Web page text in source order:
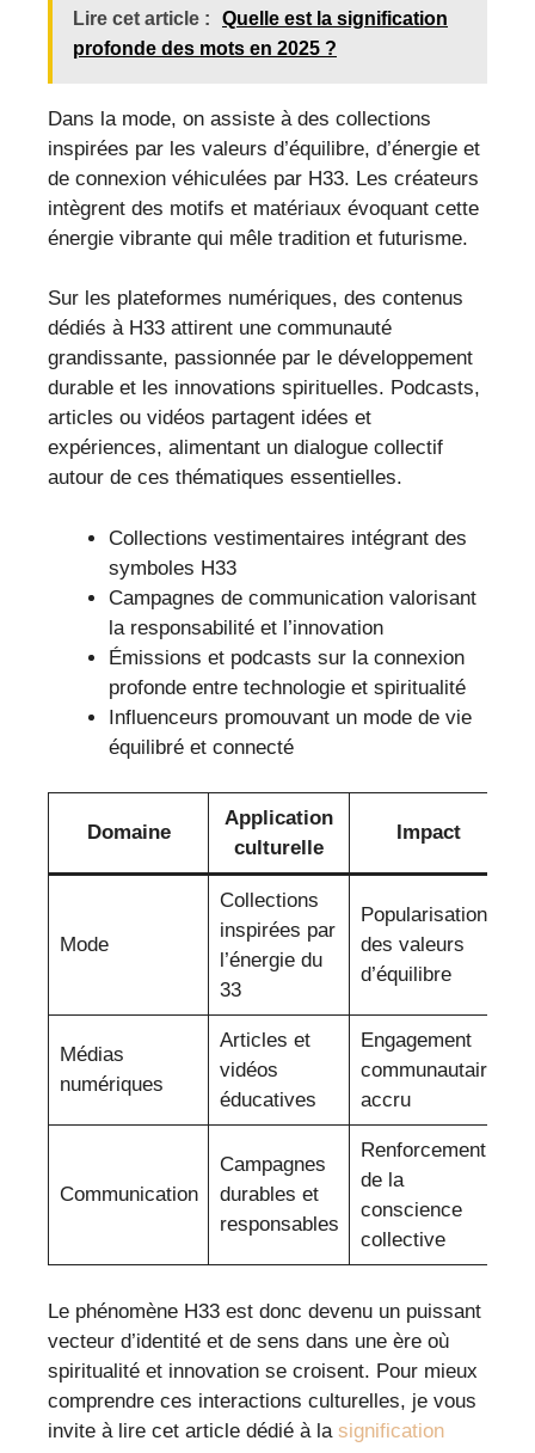
Lire cet article :
Quelle est la signification
profonde des mots en 2025 ?
Dans la mode, on assiste à des collections
inspirées par les valeurs d’équilibre, d’énergie et
de connexion véhiculées par H33. Les créateurs
intègrent des motifs et matériaux évoquant cette
énergie vibrante qui mêle tradition et futurisme.
Sur les plateformes numériques, des contenus
dédiés à H33 attirent une communauté
grandissante, passionnée par le développement
durable et les innovations spirituelles. Podcasts,
articles ou vidéos partagent idées et
expériences, alimentant un dialogue collectif
autour de ces thématiques essentielles.
Collections vestimentaires intégrant des
symboles H33
Campagnes de communication valorisant
la responsabilité et l’innovation
Émissions et podcasts sur la connexion
profonde entre technologie et spiritualité
Influenceurs promouvant un mode de vie
équilibré et connecté
Domaine
Application
culturelle
Impact
Mode
Collections
inspirées par
l’énergie du
33
Popularisation
des valeurs
d’équilibre
Médias
numériques
Articles et
vidéos
éducatives
Engagement
communautaire
accru
Communication
Campagnes
durables et
responsables
Renforcement
de la
conscience
collective
Le phénomène H33 est donc devenu un puissant
vecteur d’identité et de sens dans une ère où
spiritualité et innovation se croisent. Pour mieux
comprendre ces interactions culturelles, je vous
invite à lire cet article dédié à la signification